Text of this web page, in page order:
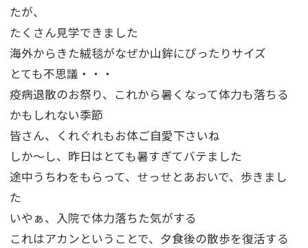
たが、
たくさん見学できました
海外からきた絨毯がなぜか山鉾にぴったりサイズ
とても不思議・・・
疫病退散のお祭り、これから暑くなって体力も落ちる
かもしれない季節
皆さん、くれぐれもお体ご自愛下さいね
しか～し、昨日はとても暑すぎてバテました
途中うちわをもらって、せっせとあおいで、歩きまし
た
いやぁ、入院で体力落ちた気がする
これはアカンということで、夕食後の散歩を復活する